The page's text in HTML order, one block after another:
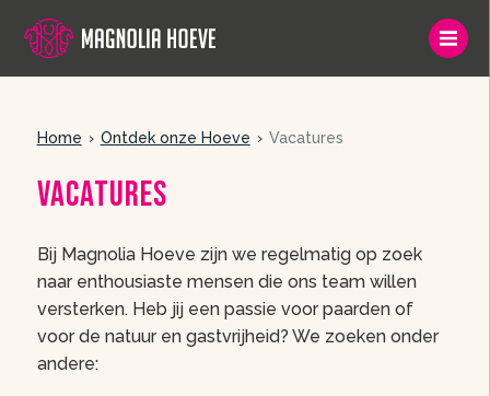
Home Ontdek onze Hoeve Vacatures
Vacatures
Bij Magnolia Hoeve zijn we regelmatig op zoek
naar enthousiaste mensen die ons team willen
versterken. Heb jij een passie voor paarden of
voor de natuur en gastvrijheid? We zoeken onder
andere: